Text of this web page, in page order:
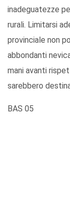
inadeguatezze
rurali. Limitarsi
provinciale non
abbondanti
mani avanti
sarebbero
BAS 05